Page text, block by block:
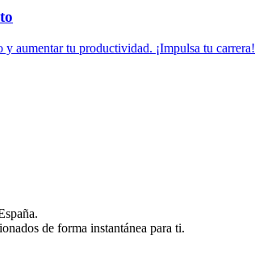
aumentar tu productividad. ¡Impulsa tu carrera!
de forma instantánea para ti.